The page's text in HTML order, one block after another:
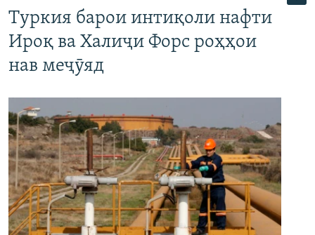
Туркия барои интиқоли нафти
Ироқ ва Халиҷи Форс роҳҳои
нав меҷӯяд